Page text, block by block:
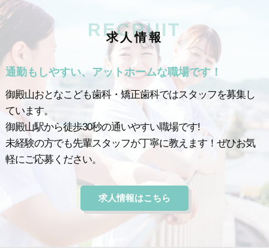
RECRUIT
求人情報
通勤もしやすい、アットホームな職場です！
御殿山おとなこども歯科・矯正歯科ではスタッフを募集し
ています。
御殿山駅から徒歩30秒の通いやすい職場です!
未経験の方でも先輩スタッフが丁寧に教えます！ぜひお気
軽にご応募ください。
求人情報はこちら